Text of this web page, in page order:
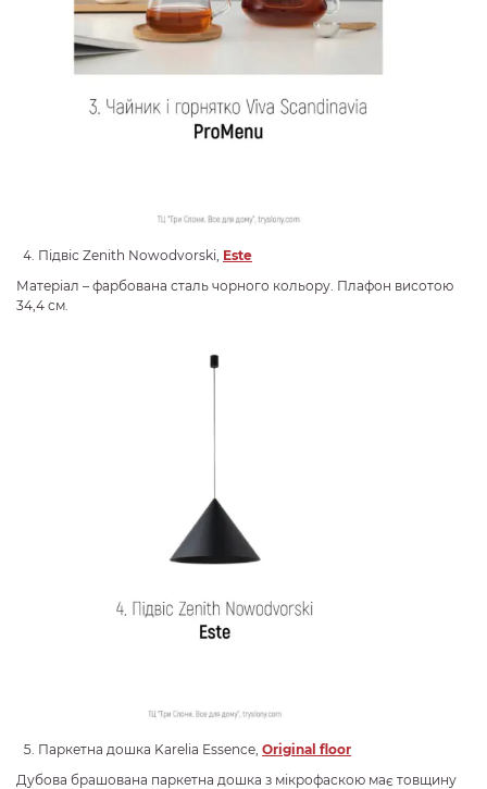
Підвіс Zenith Nowodvorski, Este
Матеріал – фарбована сталь чорного кольору. Плафон висотою
34,4 см.
Паркетна дошка Karelia Essence, Original floor
Дубова брашована паркетна дошка з мікрофаскою має товщину